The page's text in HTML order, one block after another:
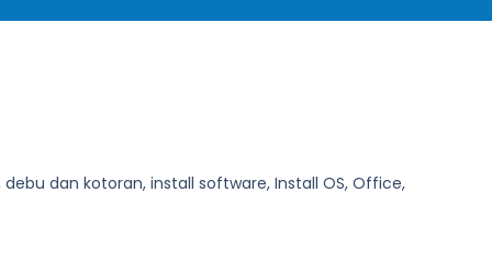
dan kotoran, install software, Install OS, Office,